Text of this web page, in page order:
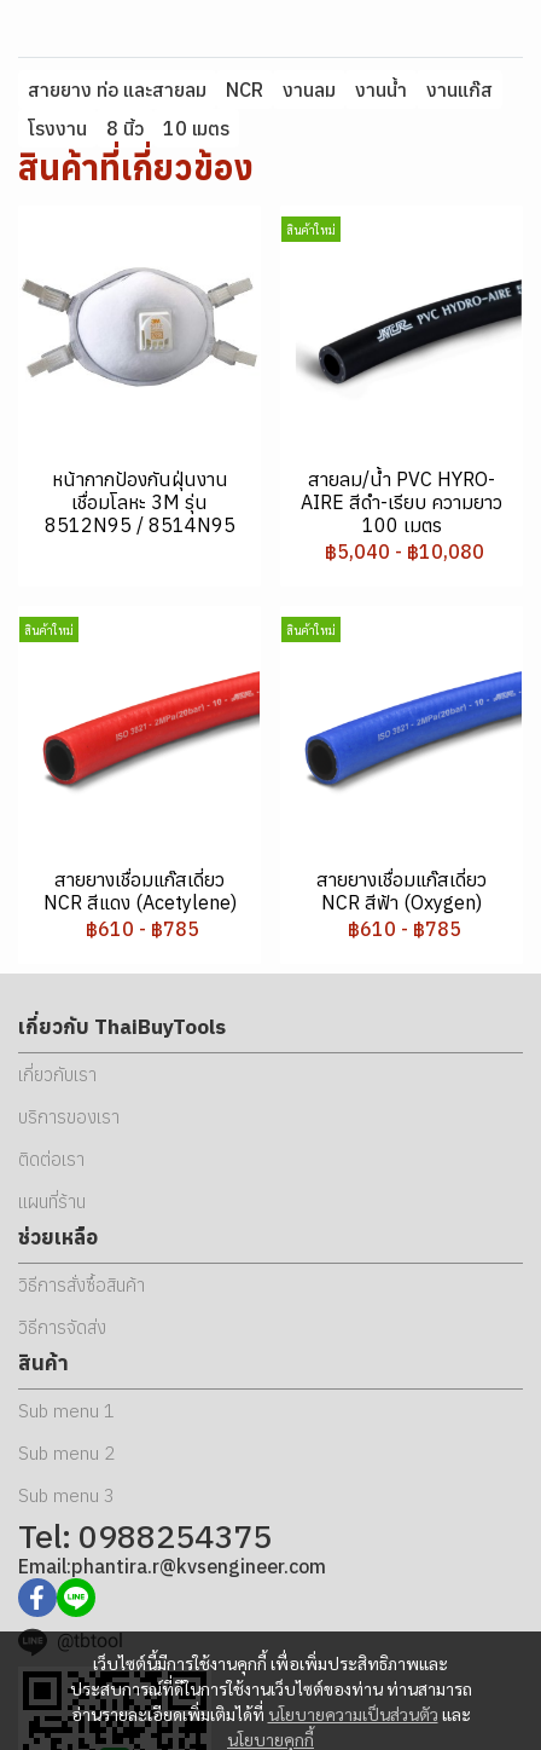
สายยาง ท่อ และสายลม NCR งานลม งานน้ำ
งานแก๊ส
โรงงาน
8 นิ้ว 10 เมตร
สินค้าที่เกี่ยวข้อง
หน้ากากป้องกันฝุ่นงาน
เชื่อมโลหะ 3M รุ่น
8512N95 / 8514N95
สินค้าใหม่
สายลม/น้ำ PVC HYRO-
AIRE สีดำ-เรียบ ความยาว
100 เมตร
฿5,040 - ฿10,080
สินค้าใหม่
สายยางเชื่อมแก๊สเดี่ยว
NCR สีแดง (Acetylene)
฿610 - ฿785
สินค้าใหม่
สายยางเชื่อมแก๊สเดี่ยว
NCR สีฟ้า (Oxygen)
฿610 - ฿785
เว็บไซต์นี้มีการใช้งานคุกกี้ เพื่อเพิ่มประสิทธิภาพและ
ประสบการณ์ที่ดีในการใช้งานเว็บไซต์ของท่าน ท่านสามารถ
อ่านรายละเอียดเพิ่มเติมได้ที่ นโยบายความเป็นส่วนตัว และ
นโยบายคุกกี้
เกี่ยวกับ ThaiBuyTools
เกี่ยวกับเรา
บริการของเรา
ติดต่อเรา
แผนที่ร้าน
ช่วยเหลือ
วิธีการสั่งซื้อสินค้า
วิธีการจัดส่ง
สินค้า
Sub menu 1
Sub menu 2
Sub menu 3
Tel: 0988254375
Email:phantira.r@kvsengineer.com
@tbtool